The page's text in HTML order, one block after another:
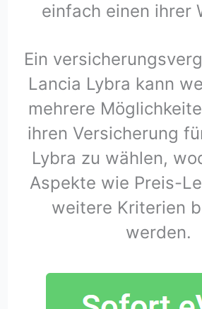
einfach einen ihrer
Ein
Lancia Lybra kann
mehrere
ihren Versicherung
Lybra zu wählen,
Aspekte wie Preis-
weitere Kriterien
werden.